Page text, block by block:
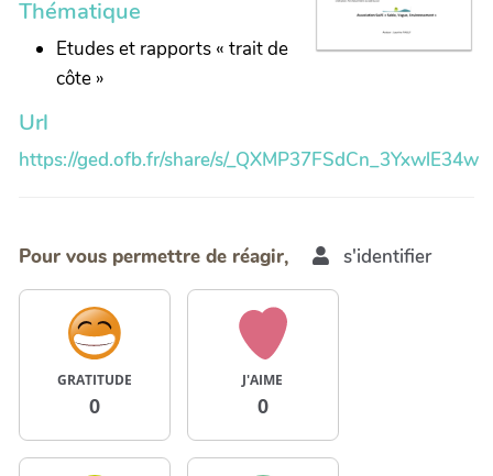
Thématique
Etudes et rapports « trait de
côte »
Url
https://ged.ofb.fr/share/s/_QXMP37FSdCn_3YxwlE34w
Pour vous permettre de réagir, s'identifier
GRATITUDE
0
J'AIME
0